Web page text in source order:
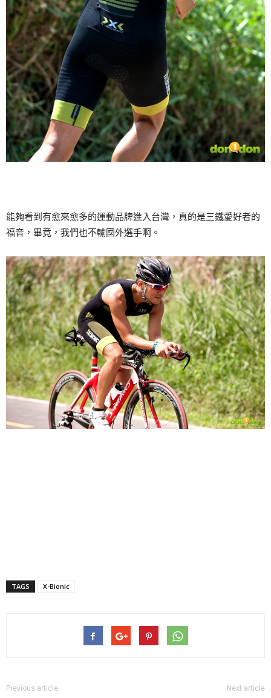
能夠看到有愈來愈多的運動品牌進入台灣，真的是三鐵愛好者的
福音，畢竟，我們也不輸國外選手啊。
TAGS X-Bionic
Previous article Next article